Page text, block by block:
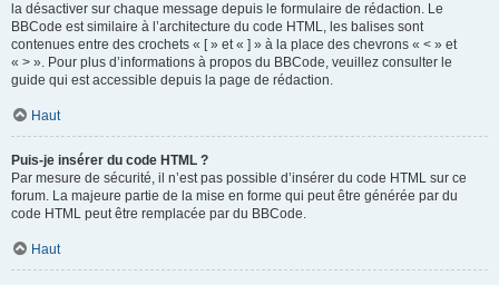
la désactiver sur chaque message depuis le formulaire de rédaction. Le
BBCode est similaire à l’architecture du code HTML, les balises sont
contenues entre des crochets « [ » et « ] » à la place des chevrons « < » et
« > ». Pour plus d’informations à propos du BBCode, veuillez consulter le
guide qui est accessible depuis la page de rédaction.
Haut
Puis-je insérer du code HTML ?
Par mesure de sécurité, il n’est pas possible d’insérer du code HTML sur ce
forum. La majeure partie de la mise en forme qui peut être générée par du
code HTML peut être remplacée par du BBCode.
Haut